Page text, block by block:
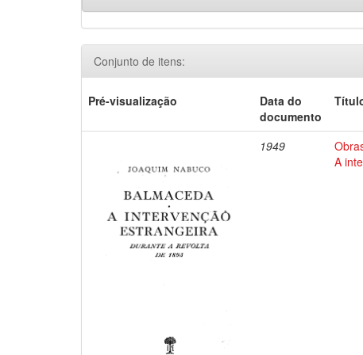
Conjunto de itens:
Pré-visualização
Data do
documento
1949
A